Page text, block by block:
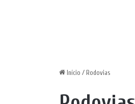
Início / Rodovias